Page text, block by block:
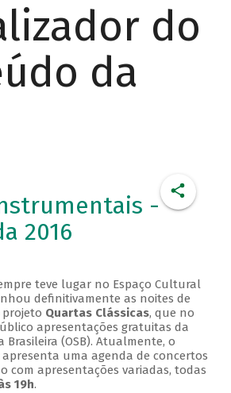
do
da
-
2016
teve lugar no Espaço Cultural
definitivamente as noites de
Quartas Clássicas, que no
apresentações gratuitas da
Brasileira (OSB). Atualmente, o
uma agenda de concertos
com apresentações variadas, todas
19h.